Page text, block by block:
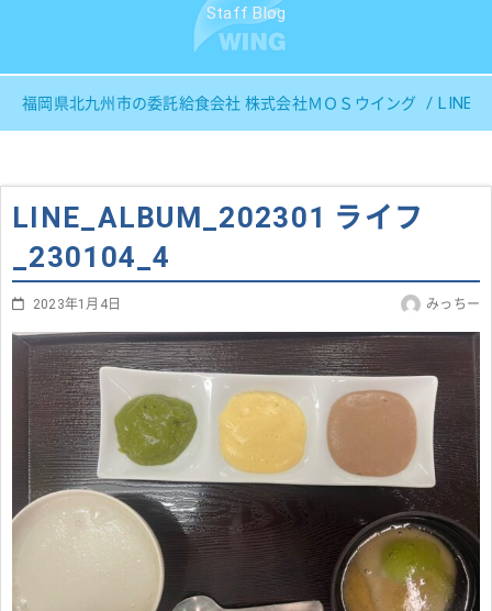
Staff Blog
福岡県北九州市の委託給食会社 株式会社ＭＯＳウイング
LINE_ALBUM_202301 ライフ
_230104_4
2023年1月4日 みっちー